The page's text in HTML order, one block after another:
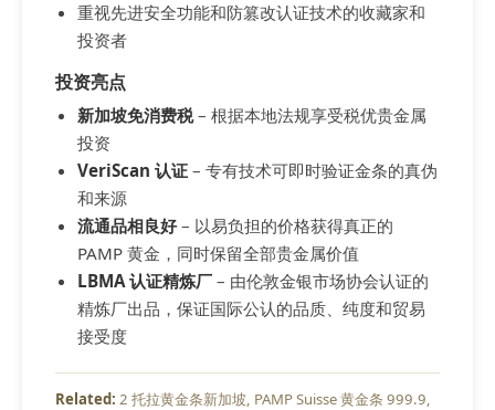
重视先进安全功能和防篡改认证技术的收藏家和
投资者
投资亮点
新加坡免消费税– 根据本地法规享受税优贵金属
投资
VeriScan 认证 – 专有技术可即时验证金条的真伪
和来源
流通品相良好– 以易负担的价格获得真正的
PAMP 黄金，同时保留全部贵金属价值
LBMA 认证精炼厂 – 由伦敦金银市场协会认证的
精炼厂出品，保证国际公认的品质、纯度和贸易
接受度
2 托拉黄金条新加坡 PAMP Suisse 黄金条 999.9